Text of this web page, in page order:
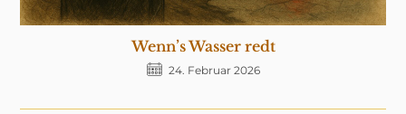
Wenn’s Wasser redt
24. Februar 2026